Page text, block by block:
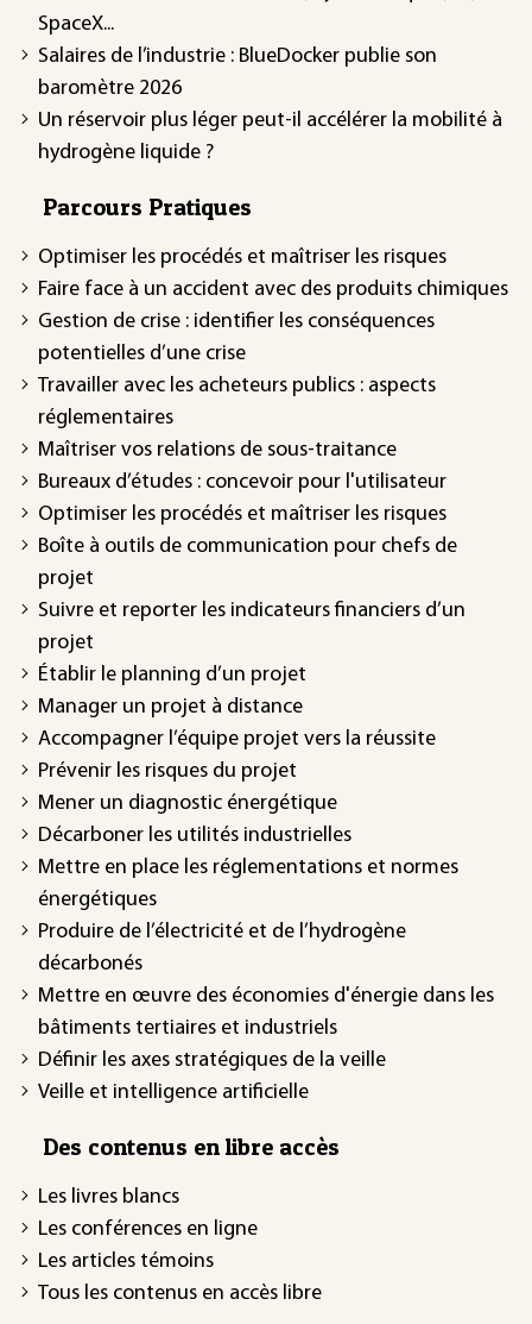
SpaceX...
Salaires de l’industrie : BlueDocker publie son
baromètre 2026
Un réservoir plus léger peut-il accélérer la mobilité à
hydrogène liquide ?
Parcours Pratiques
Optimiser les procédés et maîtriser les risques
Faire face à un accident avec des produits chimiques
Gestion de crise : identifier les conséquences
potentielles d’une crise
Travailler avec les acheteurs publics : aspects
réglementaires
Maîtriser vos relations de sous-traitance
Bureaux d’études : concevoir pour l'utilisateur
Optimiser les procédés et maîtriser les risques
Boîte à outils de communication pour chefs de
projet
Suivre et reporter les indicateurs financiers d’un
projet
Établir le planning d’un projet
Manager un projet à distance
Accompagner l’équipe projet vers la réussite
Prévenir les risques du projet
Mener un diagnostic énergétique
Décarboner les utilités industrielles
Mettre en place les réglementations et normes
énergétiques
Produire de l’électricité et de l’hydrogène
décarbonés
Mettre en œuvre des économies d'énergie dans les
bâtiments tertiaires et industriels
Définir les axes stratégiques de la veille
Veille et intelligence artificielle
Des contenus en libre accès
Les livres blancs
Les conférences en ligne
Les articles témoins
Tous les contenus en accès libre